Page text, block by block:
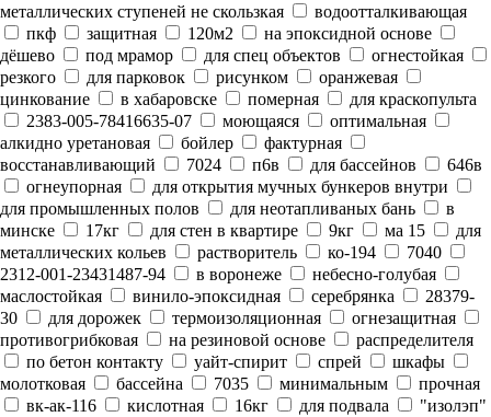
металлических ступеней не скользкая
водоотталкивающая
пкф
защитная 120м2
на эпоксидной основе
дёшево
под мрамор для спец объектов
огнестойкая
резкого
для парковок рисунком
оранжевая
цинкование
в хабаровске померная
для краскопульта
2383-005-78416635-07
моющаяся
оптимальная
алкидно уретановая
бойлер
фактурная
восстанавливающий
7024 п6в для бассейнов
646в
огнеупорная
для открытия мучных бункеров внутри
для промышленных полов
для неотапливаных бань
в
минске
17кг для стен в квартире 9кг ма 15
для
металлических кольев
растворитель ко-194
7040
2312-001-23431487-94
в воронеже
небесно-голубая
маслостойкая
винило-эпоксидная серебрянка
28379-
30
для дорожек термоизоляционная
огнезащитная
противогрибковая
на резиновой основе
распределителя
по бетон контакту
уайт-спирит спрей
шкафы
молотковая
бассейна 7035 минимальным
прочная
вк-ак-116
кислотная 16кг для подвала
"изолэп"